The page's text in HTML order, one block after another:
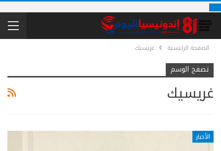
الصفحة الرئيسية غريسيك
تصفح الوسم
غريسيك
الأخبار